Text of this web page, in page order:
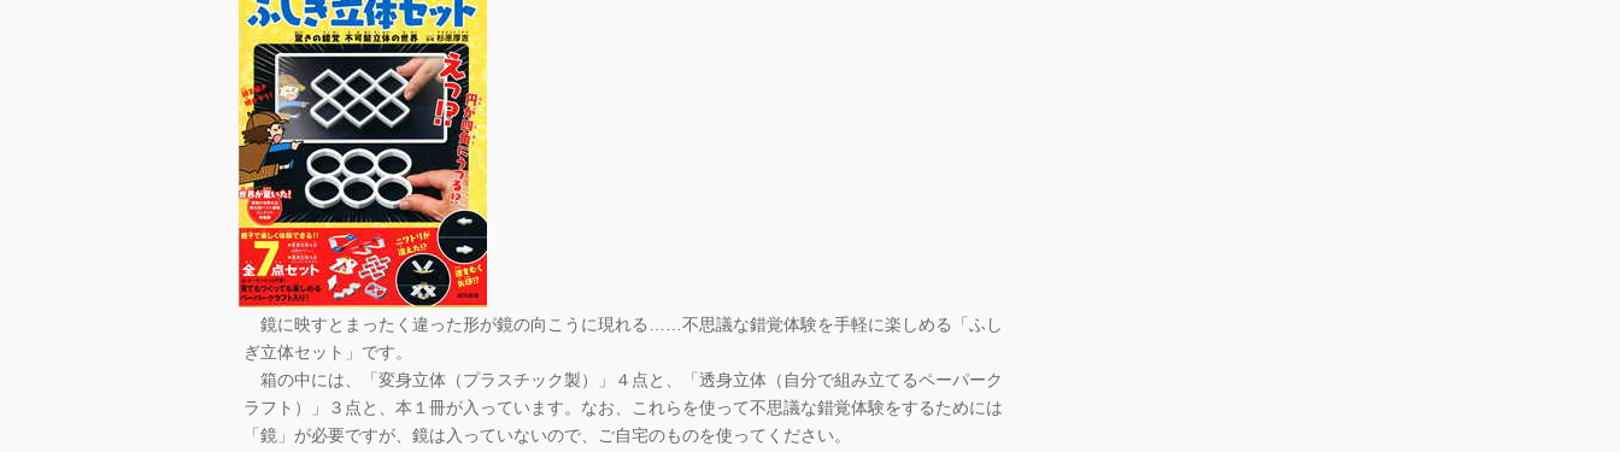
鏡に映すとまったく違った形が鏡の向こうに現れる……不思議な錯覚体験を手軽に楽しめる「ふし
ぎ立体セット」です。
箱の中には、「変身立体（プラスチック製）」４点と、「透身立体（自分で組み立てるペーパーク
ラフト）」３点と、本１冊が入っています。なお、これらを使って不思議な錯覚体験をするためには
「鏡」が必要ですが、鏡は入っていないので、ご自宅のものを使ってください。